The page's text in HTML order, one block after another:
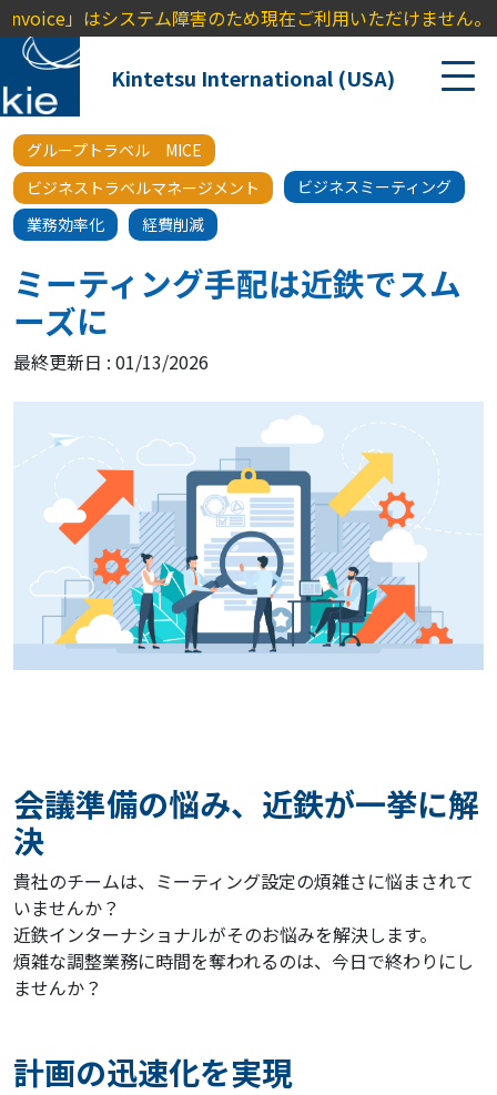
はシステム障害のため現在ご利用いただけません。ご不便
Kintetsu International (USA)
グループトラベル MICE
ビジネストラベルマネージメント
ビジネスミーティング
業務効率化
経費削減
ミーティング手配は近鉄でスム
ーズに
最終更新日 : 01/13/2026
会議準備の悩み、近鉄が一挙に解
決
貴社のチームは、ミーティング設定の煩雑さに悩まされて
いませんか？
近鉄インターナショナルがそのお悩みを解決します。
煩雑な調整業務に時間を奪われるのは、今日で終わりにし
ませんか？
計画の迅速化を実現